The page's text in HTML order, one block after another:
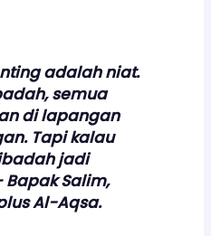
adalah niat.
semua
di lapangan
Tapi kalau
jadi
Salim,
Al-Aqsa.